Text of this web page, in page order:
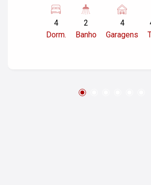
despensa, lavanderia, área de
gourmet com churrasqueira, jardim,
quintal, murado e 4 vagas na
4
Dorm.
2
Banho
4
Garagens